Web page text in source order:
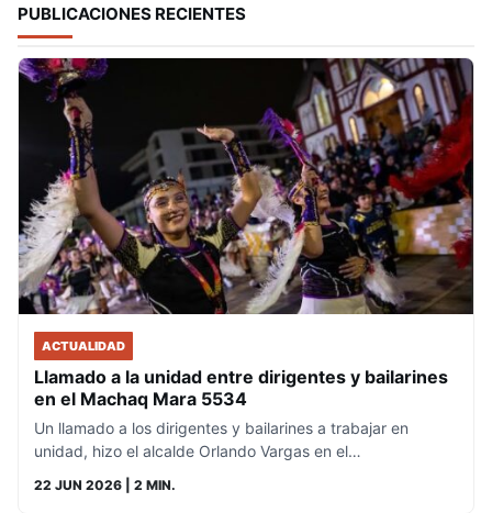
PUBLICACIONES RECIENTES
ACTUALIDAD
Llamado a la unidad entre dirigentes y bailarines
en el Machaq Mara 5534
Un llamado a los dirigentes y bailarines a trabajar en
unidad, hizo el alcalde Orlando Vargas en el…
22 JUN 2026 | 2 MIN.